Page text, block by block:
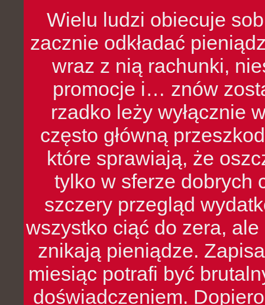
Wielu ludzi obiecuje
zacznie odkładać
wraz z nią rachunki,
promocje i… znów
rzadko leży wyłącznie
często główną
które sprawiają, że
tylko w sferze dobrych
szczery przegląd
wszystko ciąć do zera,
znikają pieniądze.
miesiąc potrafi być
doświadczeniem.